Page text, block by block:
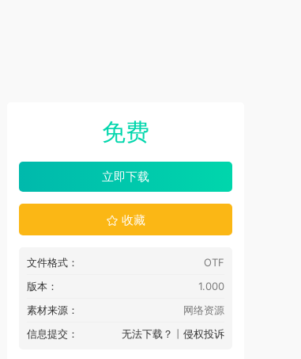
免费
立即下载
收藏
文件格式：
OTF
版本：
1.000
素材来源：
网络资源
信息提交：
无法下载？ 丨 侵权投诉